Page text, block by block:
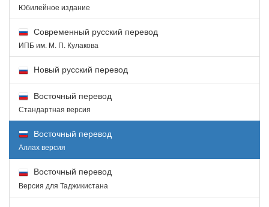
Юбилейное издание
Современный русский перевод
ИПБ им. М. П. Кулакова
Новый русский перевод
Восточный перевод
Стандартная версия
Восточный перевод
Аллах версия
Восточный перевод
Версия для Таджикистана